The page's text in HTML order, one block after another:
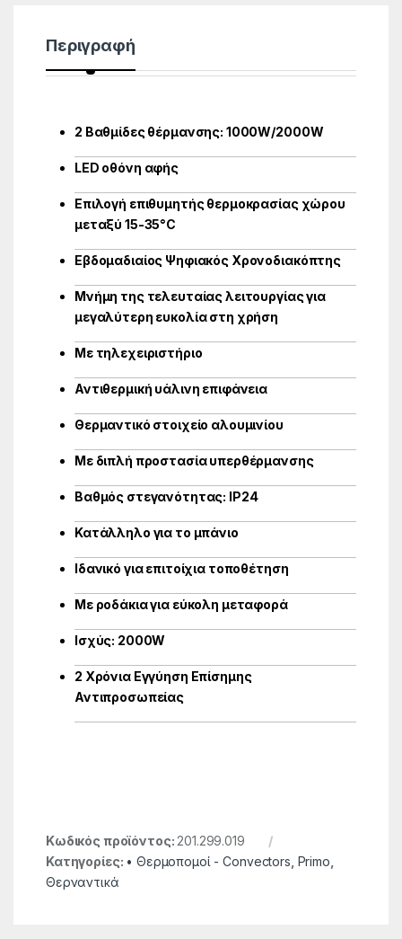
Περιγραφή
2 Βαθμίδες θέρμανσης: 1000W/2000W
LΕD οθόνη αφής
Επιλογή επιθυμητής θερμοκρασίας χώρου
μεταξύ 15-35°C
Εβδομαδιαίος Ψηφιακός Χρονοδιακόπτης
Μνήμη της τελευταίας λειτουργίας για
μεγαλύτερη ευκολία στη χρήση
Με τηλεχειριστήριο
Αντιθερμική υάλινη επιφάνεια
Θερμαντικό στοιχείο αλουμινίου
Με διπλή προστασία υπερθέρμανσης
Βαθμός στεγανότητας: IP24
Κατάλληλο για το μπάνιο
Ιδανικό για επιτοίχια τοποθέτηση
Με ροδάκια για εύκολη μεταφορά
Ισχύς: 2000W
2 Χρόνια Εγγύηση Επίσημης
Αντιπροσωπείας
Κωδικός προϊόντος:201.299.019
Κατηγορίες: • Θερμοπομοί - Convectors, Primo,
Θερναντικά